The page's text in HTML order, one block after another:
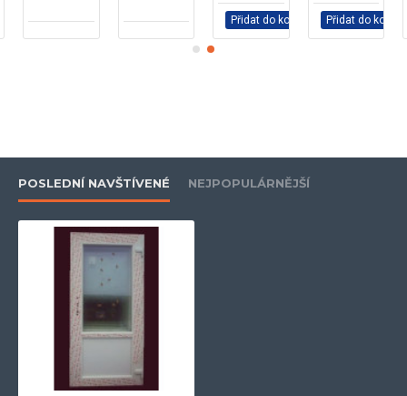
německá výroba
hliníkový práh
včetně fab, kování, kotev a šroubů
záruka 3 roky
Přidat do košíku Přidat do košíku
POSLEDNÍ NAVŠTÍVENÉ NEJPOPULÁRNĚJŠÍ